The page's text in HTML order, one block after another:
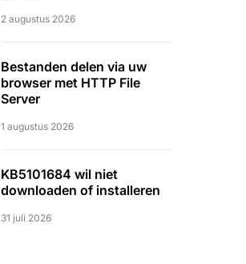
2 augustus 2026
Bestanden delen via uw
browser met HTTP File
Server
1 augustus 2026
KB5101684 wil niet
downloaden of installeren
31 juli 2026